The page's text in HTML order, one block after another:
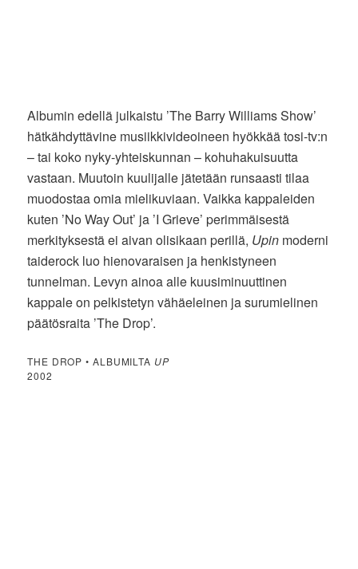
Albumin edellä julkaistu ’The Barry Williams Show’
hätkähdyttävine musiikkivideoineen hyökkää tosi-tv:n
– tai koko nyky-yhteiskunnan – kohuhakuisuutta
vastaan. Muutoin kuulijalle jätetään runsaasti tilaa
muodostaa omia mielikuviaan. Vaikka kappaleiden
kuten ’No Way Out’ ja ’I Grieve’ perimmäisestä
merkityksestä ei aivan olisikaan perillä, Upin moderni
taiderock luo hienovaraisen ja henkistyneen
tunnelman. Levyn ainoa alle kuusiminuuttinen
kappale on pelkistetyn vähäeleinen ja surumielinen
päätösraita ’The Drop’.
THE DROP • ALBUMILTA UP
2002